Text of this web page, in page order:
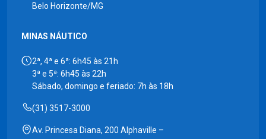
Belo Horizonte/MG
MINAS NÁUTICO
2ª, 4ª e 6ª: 6h45 às 21h
3ª e 5ª: 6h45 às 22h
Sábado, domingo e feriado: 7h às 18h
(31) 3517-3000
Av. Princesa Diana, 200 Alphaville –